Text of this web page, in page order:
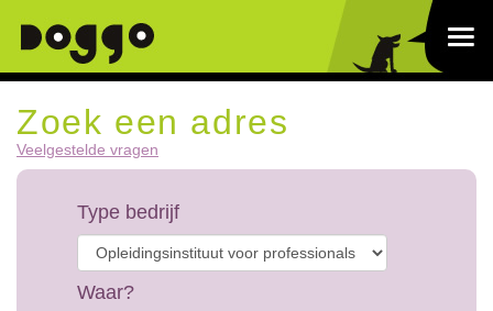
Zoek een adres
Veelgestelde vragen
Type bedrijf
Waar?